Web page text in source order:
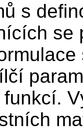
s
se